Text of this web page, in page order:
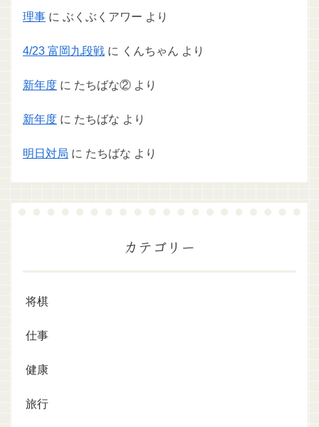
理事 に ぶくぶくアワー より
4/23 富岡九段戦 に くんちゃん より
新年度 に たちばな② より
新年度 に たちばな より
明日対局 に たちばな より
カテゴリー
将棋
仕事
健康
旅行